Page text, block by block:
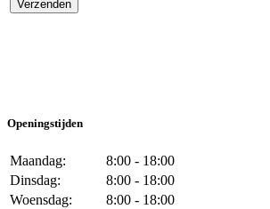
Openingstijden
Maandag:
8:00 - 18:00
Dinsdag:
8:00 - 18:00
Woensdag:
8:00 - 18:00